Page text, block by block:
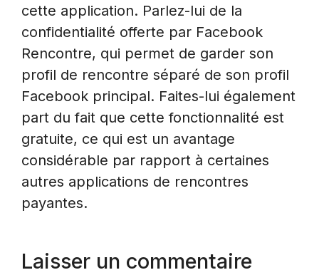
cette application. Parlez-lui de la
confidentialité offerte par Facebook
Rencontre, qui permet de garder son
profil de rencontre séparé de son profil
Facebook principal. Faites-lui également
part du fait que cette fonctionnalité est
gratuite, ce qui est un avantage
considérable par rapport à certaines
autres applications de rencontres
payantes.
Laisser un commentaire